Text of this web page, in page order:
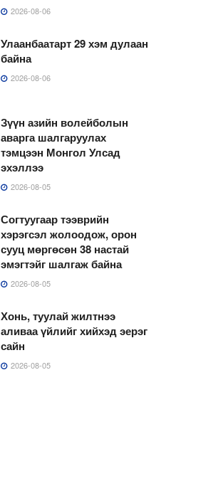
2026-08-06
Улаанбаатарт 29 хэм дулаан
байна
2026-08-06
Зүүн азийн волейболын
аварга шалгаруулах
тэмцээн Монгол Улсад
эхэллээ
2026-08-05
Согтуугаар тээврийн
хэрэгсэл жолоодож, орон
сууц мөргөсөн 38 настай
эмэгтэйг шалгаж байна
2026-08-05
Хонь, туулай жилтнээ
аливаа үйлийг хийхэд эерэг
сайн
2026-08-05